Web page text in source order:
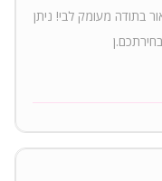
בתודה מעומק לבי! ניתן